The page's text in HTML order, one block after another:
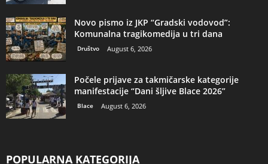
Novo pismo iz JKP “Gradski vodovod”:
Komunalna tragikomedija u tri dana
Društvo August 6, 2026
Počele prijave za takmičarske kategorije
manifestacije “Dani šljive Blace 2026”
Blace August 6, 2026
POPULARNA KATEGORIJA